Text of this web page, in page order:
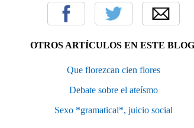
OTROS ARTÍCULOS EN ESTE
Que florezcan cien flores
Debate sobre el ateísmo
Sexo *gramatical*, juicio social